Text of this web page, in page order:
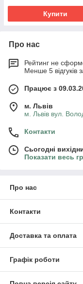
Купити
Про нас
Рейтинг не
Менше 5 відгуків
Працює з
м. Львів
м. Львів вул.
Контакти
Сьогодні
Показати весь
Про нас
Контакти
Доставка та оплата
Графік роботи